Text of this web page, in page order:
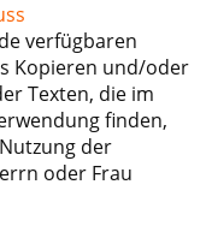
verfügbaren
Kopieren und/oder
Texten, die im
finden,
der
oder Frau